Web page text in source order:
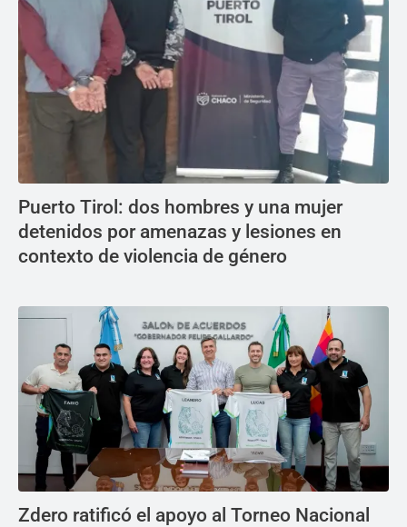
Puerto Tirol: dos hombres y una mujer
detenidos por amenazas y lesiones en
contexto de violencia de género
Zdero ratificó el apoyo al Torneo Nacional